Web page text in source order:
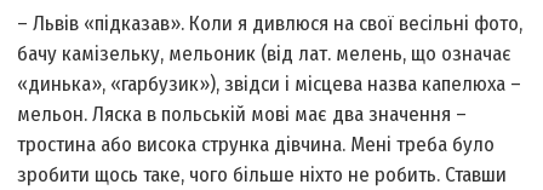
– Львів «підказав». Коли я дивлюся на свої весільні фото,
бачу камізельку, мельоник (від лат. мелень, що означає
«динька», «гарбузик»), звідси і місцева назва капелюха –
мельон. Ляска в польській мові має два значення –
тростина або висока струнка дівчина. Мені треба було
зробити щось таке, чого більше ніхто не робить. Ставши